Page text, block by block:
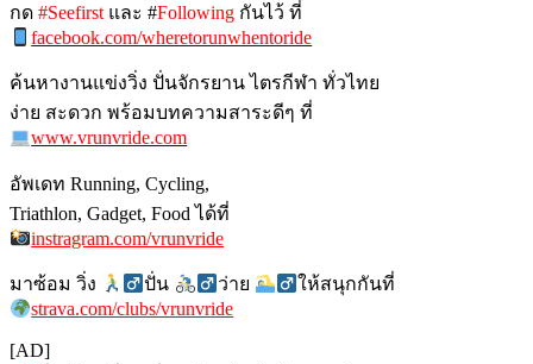
กด #Seefirst และ #Following กันไว้ ที่
facebook.com/wheretorunwhentoride
ค้นหางานแข่งวิ่ง ปั่นจักรยาน ไตรกีฬา ทั่วไทย
ง่าย สะดวก พร้อมบทความสาระดีๆ ที่
www.vrunvride.com
อัพเดท Running, Cycling,
Triathlon, Gadget, Food ได้ที่
instragram.com/vrunvride
มาซ้อม วิ่ง ปั่น ว่าย
ให้สนุกกันที่
strava.com/clubs/vrunvride
[AD]